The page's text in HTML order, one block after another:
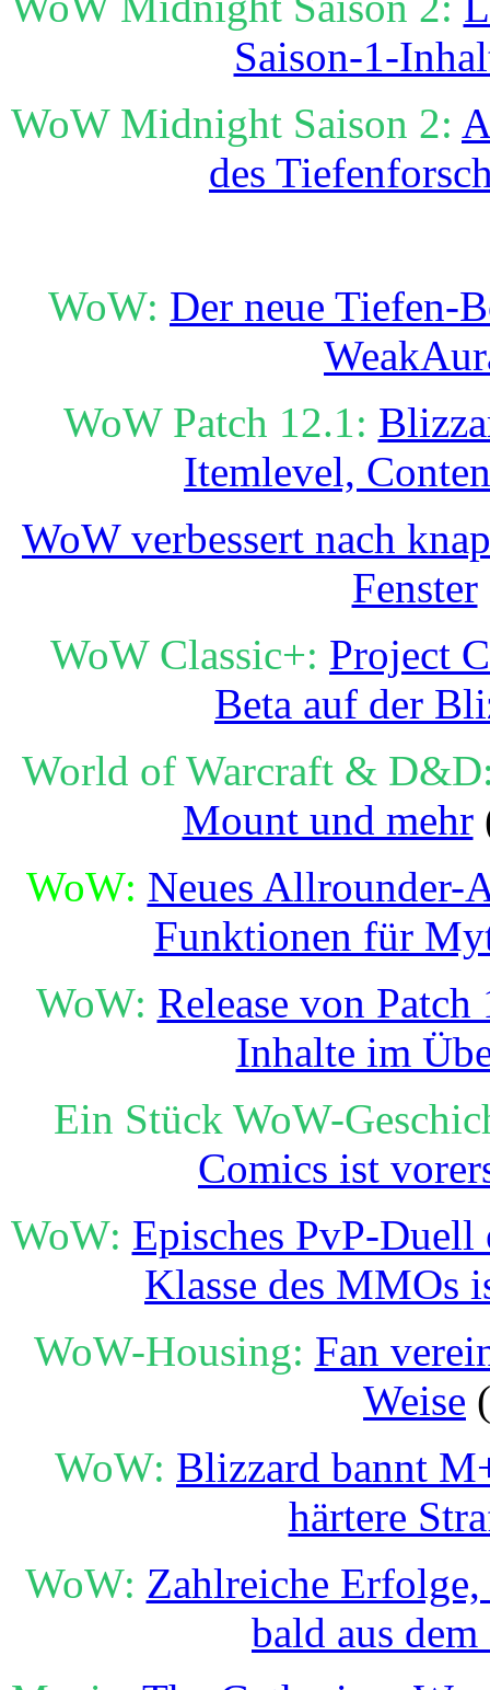
Saison-1-
WoW Midnight Saison 2:
des
WoW: Der neue Tiefen-
WoW Patch 12.1:
Itemlevel,
WoW verbessert nach
Fenster
WoW Classic+: Project
Beta auf der
World of Warcraft &
Mount und mehr
WoW: Neues Allrounder-
Funktionen für
WoW: Release von
Inhalte im
Ein Stück WoW-
Comics ist
WoW: Episches PvP-Duell
Klasse des MMOs
WoW-Housing: Fan
Weise
WoW: Blizzard bannt
härtere
WoW: Zahlreiche
bald aus